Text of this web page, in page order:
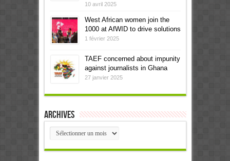
10 avril 2025
West African women join the
1000 at AfWID to drive solutions
1 février 2025
TAEF concerned about impunity
against journalists in Ghana
27 janvier 2025
Archives
Archives